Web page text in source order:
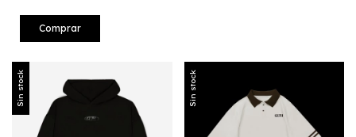
Comprar
Sin stock Sin stock